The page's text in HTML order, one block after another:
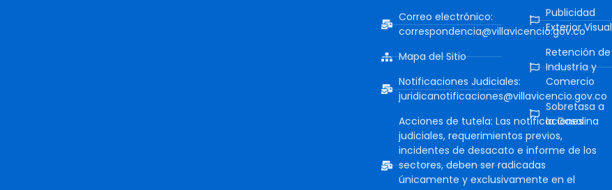
Correo electrónico:
correspondencia@villavicencio.gov.co
Mapa del Sitio
Notificaciones Judiciales:
juridicanotificaciones@villavicencio.gov.co
Acciones de tutela: Las notificaciones
judiciales, requerimientos previos,
incidentes de desacato e informe de los
sectores, deben ser radicadas
únicamente y exclusivamente en el
Publicidad
Exterior Visual
Retención de
Industría y
Comercio
Sobretasa a
la Gasolina